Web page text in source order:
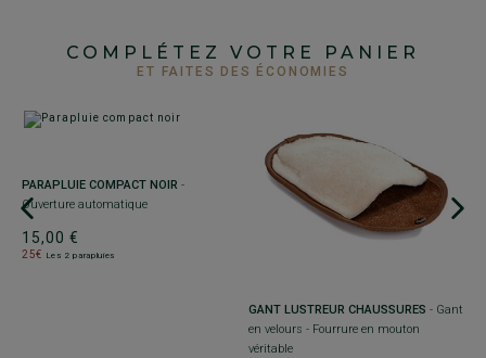
COMPLÉTEZ VOTRE PANIER
ET FAITES DES ÉCONOMIES
PARAPLUIE COMPACT NOIR -
Ouverture automatique
15,00 €
25€ Les 2 parapluies
GANT LUSTREUR CHAUSSURES - Gant
en velours - Fourrure en mouton
véritable